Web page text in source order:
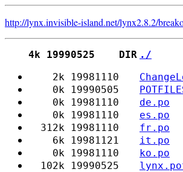
http://lynx.invisible-island.net/lynx2.8.2/
4k 19990525 DIR ./
2k 19981110
0k 19990505
0k 19981110
de.po
0k 19981110
es.po
312k 19981110
fr.po
6k 19981121
it.po
0k 19981110
ko.po
102k 19990525